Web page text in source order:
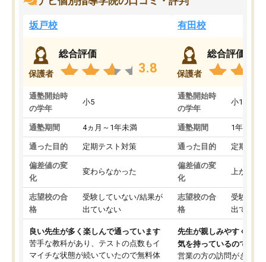
坂戸校
保護者
総合評価
3.8
通塾開始時
の学年
小5
通塾期間 4ヵ月～1年未満
通った目的 定期テスト対策
偏差値の変
化
変わらなかった
志望校の合
格
受験していない/結果が
出ていない
良い先生が多く楽しんで通っています
苦手な教科があり、テストの点数もイ
マイチな状態が続いていたので無料体
有田校
保護者
総合評価
通塾開始時
の学年
小1
通塾期間 1年以上
通った目的 定期テス
偏差値の変
化
上がった
志望校の合
格
受験して
出ていな
先生が親しみやすく勉強
気を持っているので安心
営業の方の訪問がきっか